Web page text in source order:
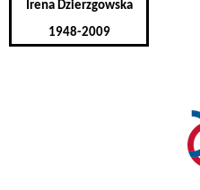
Irena Dzierzgowska
1948-2009